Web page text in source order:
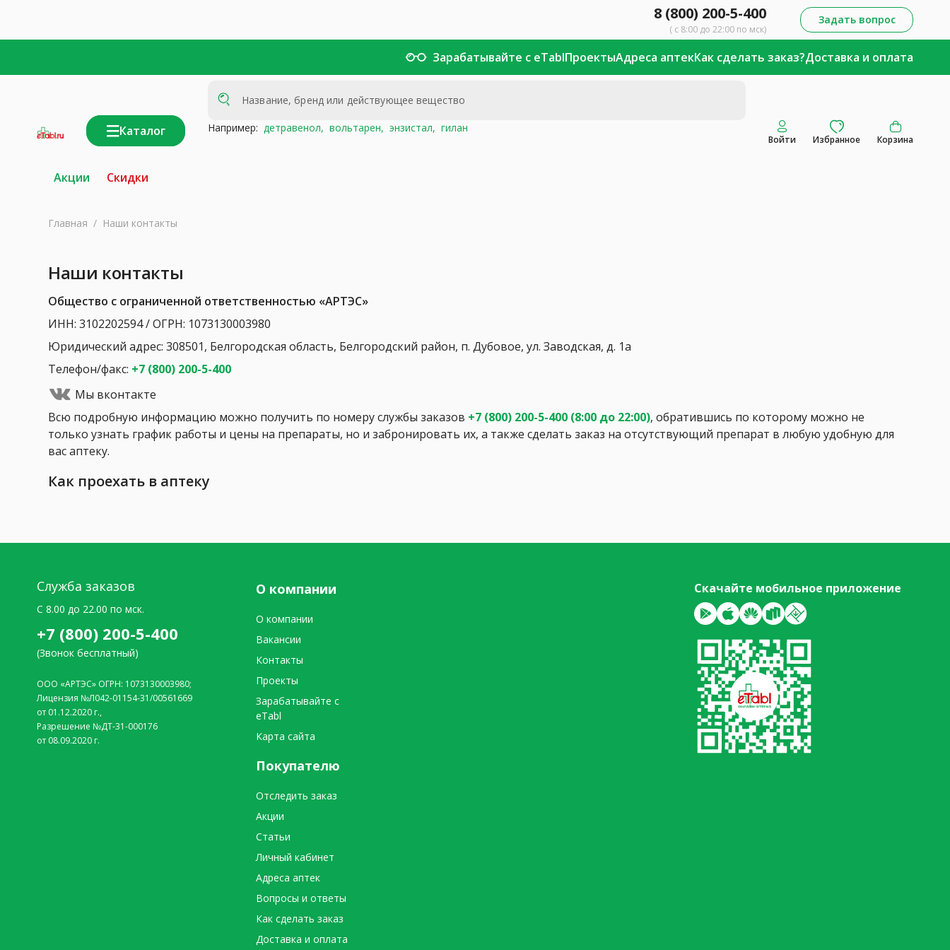
8 (800) 200-5-400
( с 8:00 до 22:00 по мск)
Задать вопрос
Зарабатывайте с eTablПроектыАдреса аптекКак сделать заказ?Доставка и оплата
Каталог Например: детравенол, вольтарен, энзистал, гилан
Войти Избранное Корзина
Акции Скидки
Главная / Наши контакты
Наши контакты
Общество с ограниченной ответственностью «АРТЭС»
ИНН: 3102202594 / ОГРН: 1073130003980
Юридический адрес: 308501, Белгородская область, Белгородский район, п. Дубовое, ул. Заводская, д. 1а
Телефон/факс: +7 (800) 200-5-400
Мы вконтакте
Всю подробную информацию можно получить по номеру службы заказов +7 (800) 200-5-400 (8:00 до 22:00), обратившись по которому можно не
только узнать график работы и цены на препараты, но и забронировать их, а также сделать заказ на отсутствующий препарат в любую удобную для
вас аптеку.
Как проехать в аптеку
Служба заказов
C 8.00 до 22.00 по мск.
+7 (800) 200-5-400
(Звонок бесплатный)
ООО «АРТЭС» ОГРН: 1073130003980;
Лицензия №Л042-01154-31/00561669
от 01.12.2020 г.,
Разрешение №ДТ-31-000176
от 08.09.2020 г.
О компании
О компании
Вакансии
Контакты
Проекты
Зарабатывайте с
eTabl
Карта сайта
Покупателю
Отследить заказ
Акции
Статьи
Личный кабинет
Адреса аптек
Вопросы и ответы
Как сделать заказ
Доставка и оплата
Скачайте мобильное приложение